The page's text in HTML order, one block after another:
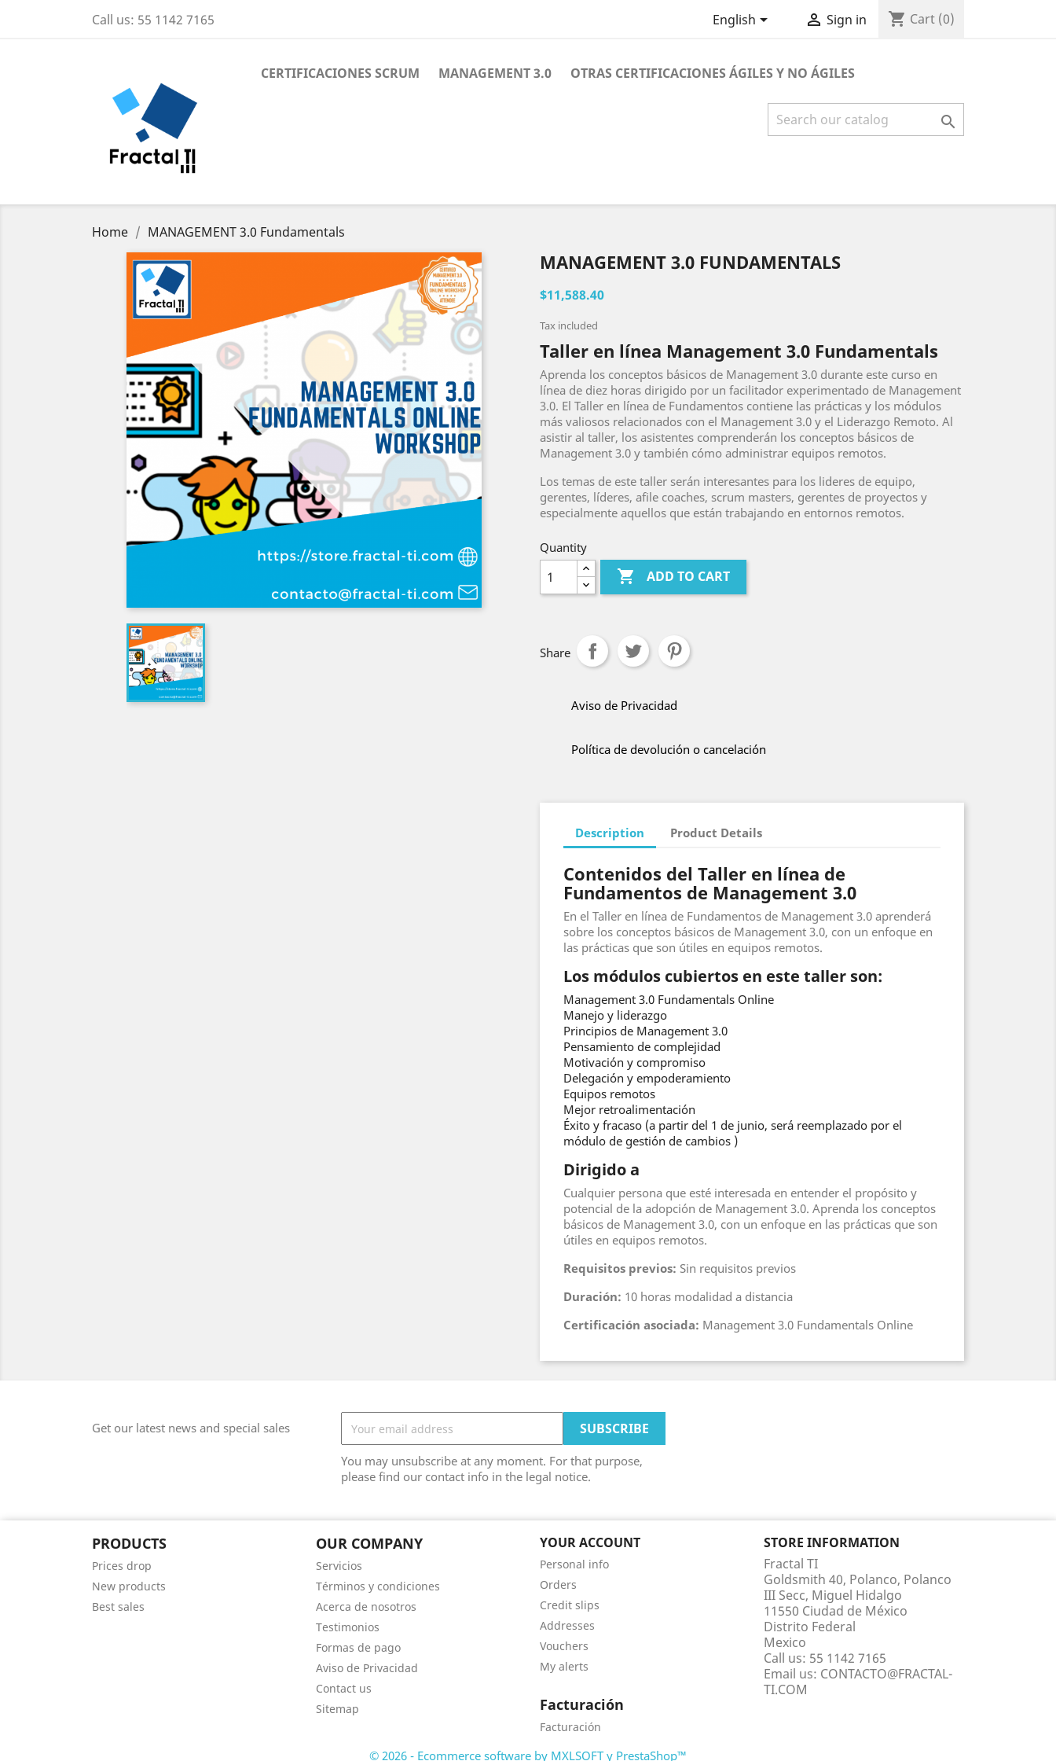
Call us: 55 1142 7165 English  Sign in shopping_cart Cart (0)
CERTIFICACIONES SCRUM MANAGEMENT 3.0 OTRAS CERTIFICACIONES ÁGILES Y NO ÁGILES

Home MANAGEMENT 3.0 Fundamentals
MANAGEMENT 3.0 FUNDAMENTALS
$11,588.40
Tax included
Taller en línea Management 3.0 Fundamentals
Aprenda los conceptos básicos de Management 3.0 durante este curso en
línea de diez horas dirigido por un facilitador experimentado de Management
3.0. El Taller en línea de Fundamentos contiene las prácticas y los módulos
más valiosos relacionados con el Management 3.0 y el Liderazgo Remoto. Al
asistir al taller, los asistentes comprenderán los conceptos básicos de
Management 3.0 y también cómo administrar equipos remotos.
Los temas de este taller serán interesantes para los lideres de equipo,
gerentes, líderes, afile coaches, scrum masters, gerentes de proyectos y
especialmente aquellos que están trabajando en entornos remotos.
Quantity
 ADD TO CART
Share
Aviso de Privacidad
Política de devolución o cancelación
Description Product Details
Contenidos del Taller en línea de
Fundamentos de Management 3.0
En el Taller en línea de Fundamentos de Management 3.0 aprenderá
sobre los conceptos básicos de Management 3.0, con un enfoque en
las prácticas que son útiles en equipos remotos.
Los módulos cubiertos en este taller son:
Management 3.0 Fundamentals Online
Manejo y liderazgo
Principios de Management 3.0
Pensamiento de complejidad
Motivación y compromiso
Delegación y empoderamiento
Equipos remotos
Mejor retroalimentación
Éxito y fracaso (a partir del 1 de junio, será reemplazado por el
módulo de gestión de cambios )
Dirigido a
Cualquier persona que esté interesada en entender el propósito y
potencial de la adopción de Management 3.0. Aprenda los conceptos
básicos de Management 3.0, con un enfoque en las prácticas que son
útiles en equipos remotos.
Requisitos previos: Sin requisitos previos
Duración: 10 horas modalidad a distancia
Certificación asociada: Management 3.0 Fundamentals Online
Get our latest news and special sales
You may unsubscribe at any moment. For that purpose,
please find our contact info in the legal notice.
PRODUCTS
Prices drop
New products
Best sales
OUR COMPANY
Servicios
Términos y condiciones
Acerca de nosotros
Testimonios
Formas de pago
Aviso de Privacidad
Contact us
Sitemap
YOUR ACCOUNT
Personal info
Orders
Credit slips
Addresses
Vouchers
My alerts
STORE INFORMATION
Fractal TI
Goldsmith 40, Polanco, Polanco
III Secc, Miguel Hidalgo
11550 Ciudad de México
Distrito Federal
Mexico
Call us: 55 1142 7165
Email us: CONTACTO@FRACTAL-
TI.COM
Facturación
Facturación
© 2026 - Ecommerce software by MXLSOFT y PrestaShop™